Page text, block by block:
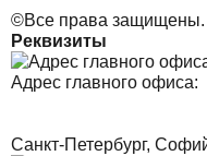
©Все права защищены.
Реквизиты
Адрес главного офиса:
Санкт-Петербург,